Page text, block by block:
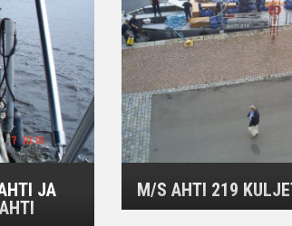
JA
M/S AHTI 219